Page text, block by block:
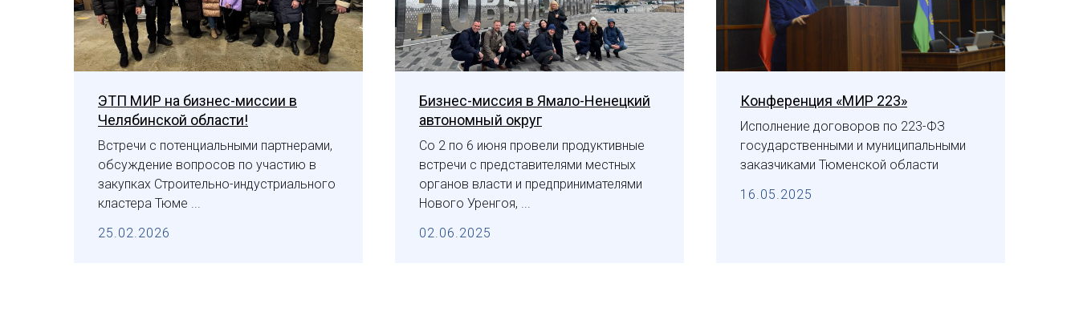
ЭТП МИР на бизнес-миссии в
Челябинской области!
Встречи с потенциальными партнерами,
обсуждение вопросов по участию в
закупках Строительно-индустриального
кластера Тюме ...
25.02.2026
Бизнес-миссия в Ямало-Ненецкий
автономный округ
Со 2 по 6 июня провели продуктивные
встречи с представителями местных
органов власти и предпринимателями
Нового Уренгоя, ...
02.06.2025
Конференция «МИР 223»
Исполнение договоров по 223-ФЗ
государственными и муниципальными
заказчиками Тюменской области
16.05.2025